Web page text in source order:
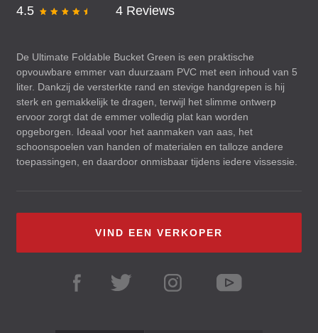
4.5 4 Reviews
De Ultimate Foldable Bucket Green is een praktische
opvouwbare emmer van duurzaam PVC met een inhoud van 5
liter. Dankzij de versterkte rand en stevige handgrepen is hij
sterk en gemakkelijk te dragen, terwijl het slimme ontwerp
ervoor zorgt dat de emmer volledig plat kan worden
opgeborgen. Ideaal voor het aanmaken van aas, het
schoonspoelen van handen of materialen en talloze andere
toepassingen, en daardoor onmisbaar tijdens iedere vissessie.
VIND EEN VERKOPER